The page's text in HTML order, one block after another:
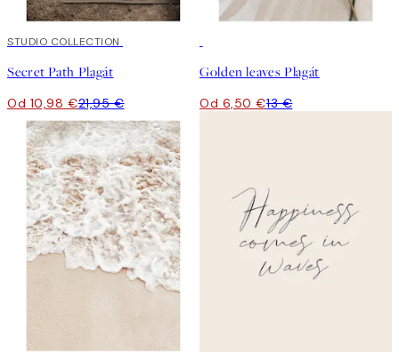
50%*
STUDIO COLLECTION
Secret Path Plagát
Od 10,98 €21,95 €
Golden leaves Plagát
Od 6,50 €13 €